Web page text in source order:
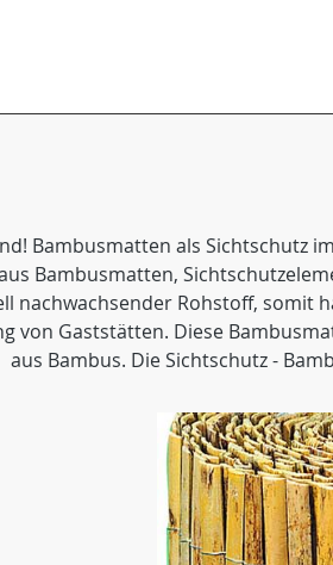
Bambusmatten als Sichtschutz
Bambusmatten,
nachwachsender Rohstoff, somit
von Gaststätten. Diese
aus Bambus. Die Sichtschutz -